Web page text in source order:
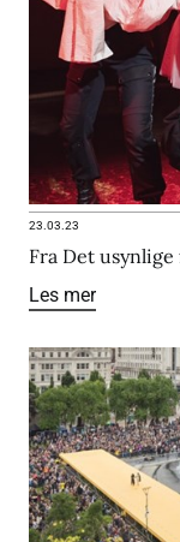
23.03.23
Fra Det
Les mer